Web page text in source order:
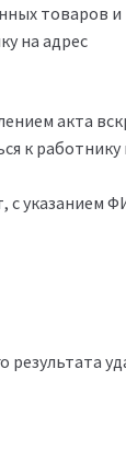
товаров и
на адрес
акта
к
с указанием
результата